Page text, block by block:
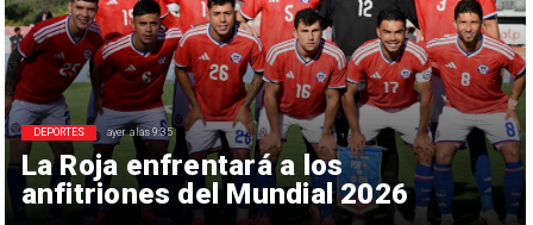
La Roja enfrentará a los
anfitriones del Mundial 2026
DEPORTES ayer a las 9:35